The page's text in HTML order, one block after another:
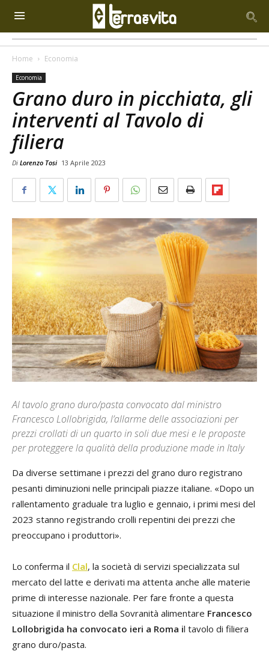
Home Economia
Economia
Grano duro in picchiata, gli
interventi al Tavolo di
filiera
Di Lorenzo Tosi 13 Aprile 2023
Al tavolo grano duro/pasta convocato dal ministro
Francesco Lollobrigida, l’allarme delle associazioni per
prezzi crollati di un quarto in soli due mesi e le proposte
per proteggere la qualità della produzione made in Italy
Da diverse settimane i prezzi del grano duro registrano
pesanti diminuzioni nelle principali piazze italiane. «Dopo un
rallentamento graduale tra luglio e gennaio, i primi mesi del
2023 stanno registrando crolli repentini dei prezzi che
preoccupano i produttori».
Lo conferma il Clal, la società di servizi specializzata sul
mercato del latte e derivati ma attenta anche alle materie
prime di interesse nazionale. Per fare fronte a questa
situazione il ministro della Sovranità alimentare Francesco
Lollobrigida ha convocato ieri a Roma il tavolo di filiera
grano duro/pasta.